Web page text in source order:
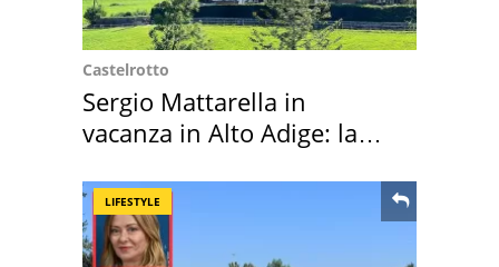
Castelrotto
Sergio Mattarella in
vacanza in Alto Adige: la
LIFESTYLE